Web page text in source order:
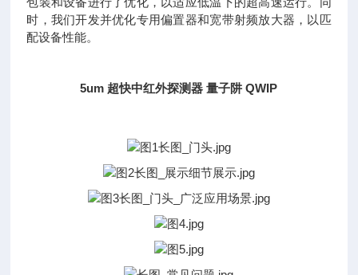
时，我们开发并优化专用偏置器和宽带射频放大器，以匹
配设备性能。
5um 超快中红外探测器 量子阱 QWIP